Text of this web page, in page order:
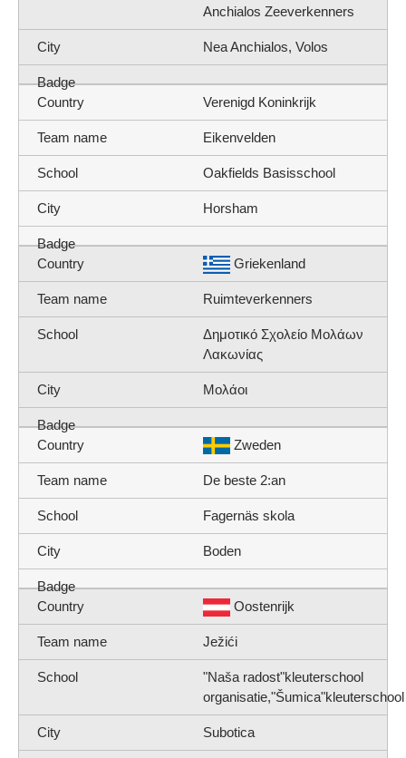
Anchialos Zeeverkenners
Nea Anchialos, Volos
Verenigd Koninkrijk
Eikenvelden
Oakfields Basisschool
Horsham
Griekenland
Ruimteverkenners
Δημοτικό Σχολείο Μολάων
Λακωνίας
Μολάοι
Zweden
De beste 2:an
Fagernäs skola
Boden
Oostenrijk
Ježići
"Naša radost"kleuterschool
organisatie,"Šumica"kleuterschool
Subotica